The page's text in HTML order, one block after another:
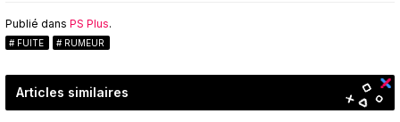
Publié dans PS Plus.
FUITE RUMEUR
Articles similaires